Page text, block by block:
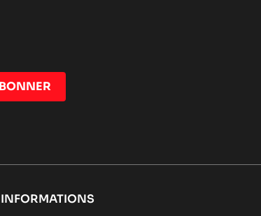
INFORMATIONS